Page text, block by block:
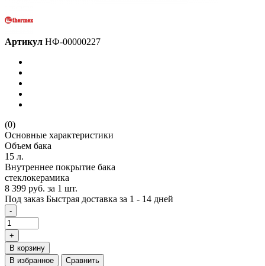
Артикул НФ-00000227
(0)
Основные характеристики
Объем бака
15 л.
Внутреннее покрытие бака
стеклокерамика
8 399 руб. за 1 шт.
Под заказ Быстрая доставка за 1 - 14 дней
-
+
В корзину
В избранное
Сравнить